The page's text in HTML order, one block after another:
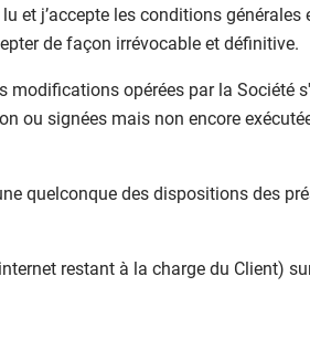
et j’accepte les conditions
de façon irrévocable et définitive.
modifications opérées par la
ou signées mais non encore
quelconque des dispositions des
restant à la charge du Client)